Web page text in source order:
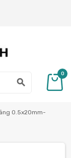
search
0
0.5x20mm-